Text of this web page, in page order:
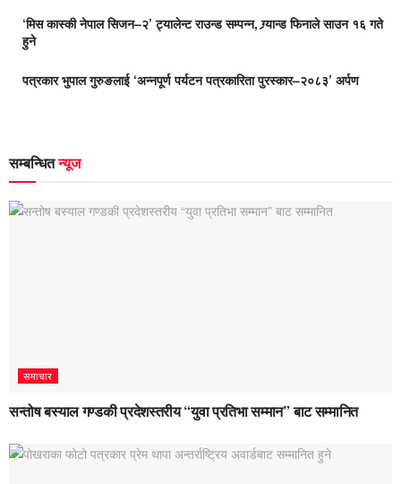
‘मिस कास्की नेपाल सिजन–२’ ट्यालेन्ट राउन्ड सम्पन्न, ग्र्यान्ड फिनाले साउन १६ गते
हुने
पत्रकार भुपाल गुरुङलाई ‘अन्नपूर्ण पर्यटन पत्रकारिता पुरस्कार–२०८३’ अर्पण
सम्बन्धितन्यूज
समाचार
सन्तोष बस्याल गण्डकी प्रदेशस्तरीय “युवा प्रतिभा सम्मान” बाट सम्मानित